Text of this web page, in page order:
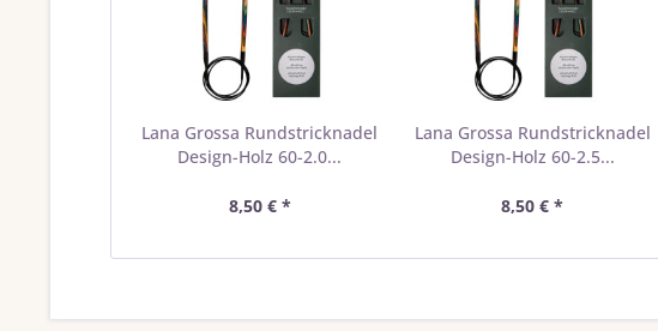
Lana Grossa Rundstricknadel
Design-Holz 60-2.0...
8,50 € *
Lana Grossa Rundstricknadel
Design-Holz 60-2.5...
8,50 € *